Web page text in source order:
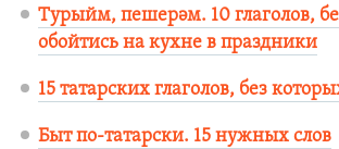
Турыйм, пешерәм. 10 глаголов,
обойтись на кухне в праздники
15 татарских глаголов, без
Быт по-татарски. 15 нужных слов